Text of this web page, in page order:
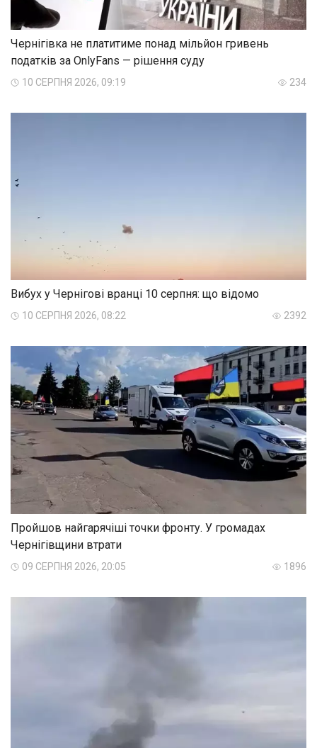
Чернігівка не платитиме понад мільйон гривень
податків за OnlyFans — рішення суду
10 СЕРПНЯ 2026, 09:19 234
Вибух у Чернігові вранці 10 серпня: що відомо
10 СЕРПНЯ 2026, 08:22 2392
Пройшов найгарячіші точки фронту. У громадах
Чернігівщини втрати
09 СЕРПНЯ 2026, 20:05 1896